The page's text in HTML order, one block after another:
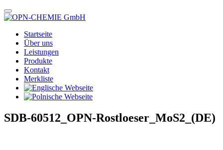
Startseite
Über uns
Leistungen
Produkte
Kontakt
Merkliste
SDB-60512_OPN-Rostloeser_MoS2_(DE)